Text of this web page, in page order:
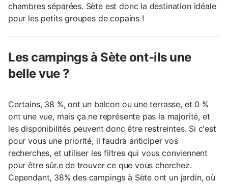
chambres séparées. Sète est donc la destination idéale
pour les petits groupes de copains !
Les campings à Sète ont-ils une
belle vue ?
Certains, 38 %, ont un balcon ou une terrasse, et 0 %
ont une vue, mais ça ne représente pas la majorité, et
les disponibilités peuvent donc être restreintes. Si c'est
pour vous une priorité, il faudra anticiper vos
recherches, et utiliser les filtres qui vous conviennent
pour être sûr.e de trouver ce que vous cherchez.
Cependant, 38% des campings à Sète ont un jardin, où